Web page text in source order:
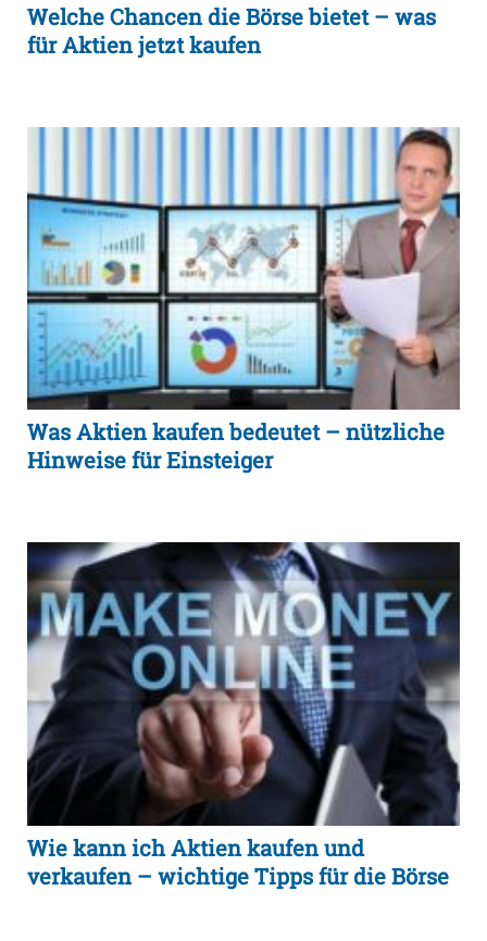
Welche Chancen die Börse bietet – was
für Aktien jetzt kaufen
Was Aktien kaufen bedeutet – nützliche
Hinweise für Einsteiger
Wie kann ich Aktien kaufen und
verkaufen – wichtige Tipps für die Börse